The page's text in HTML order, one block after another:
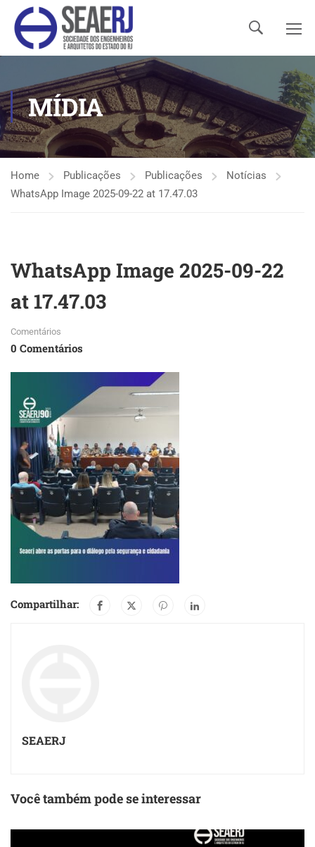
MÍDIA
Home Publicações Publicações
Notícias
WhatsApp Image 2025-09-22 at 17.47.03
WhatsApp Image 2025-09-22
at 17.47.03
Comentários
0 Comentários
Compartilhar:
SEAERJ
Você também pode se interessar